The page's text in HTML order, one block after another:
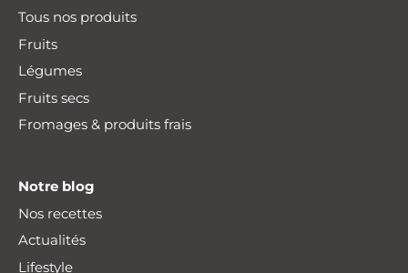
Tous nos produits
Fruits
Légumes
Fruits secs
Fromages & produits frais
Notre blog
Nos recettes
Actualités
Lifestyle